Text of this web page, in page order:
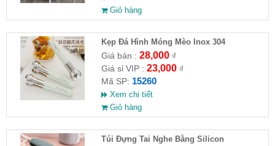
Giỏ hàng
Kẹp Đá Hình Móng Mèo Inox 304
Giá bán : 28,000₫
Giá sỉ VIP : 23,000₫
Mã SP: 15260
Xem chi tiết
Giỏ hàng
Túi Đựng Tai Nghe Bằng Silicon